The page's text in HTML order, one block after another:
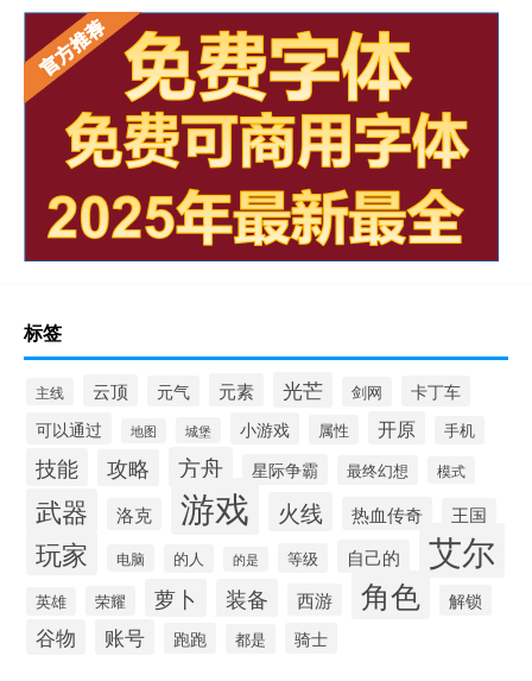
标签
主线 云顶 元气 元素 光芒 剑网 卡丁车
可以通过 地图 城堡 小游戏 属性 开原 手机
技能 攻略 方舟 星际争霸 最终幻想 模式
武器 洛克 游戏 火线 热血传奇 王国
玩家 电脑 的人 的是 等级 自己的 艾尔
英雄 荣耀 萝卜 装备 西游 角色 解锁
谷物 账号 跑跑 都是 骑士